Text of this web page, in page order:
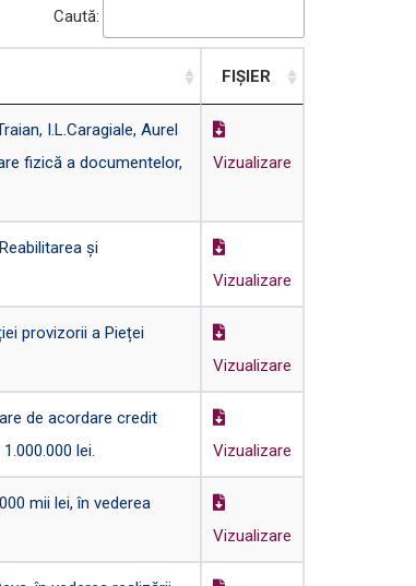
Caută:
FIȘIER
I.L.Caragiale, Aurel
fizică a documentelor,
Vizualizare
și
Vizualizare
provizorii a Pieței
Vizualizare
de acordare credit
lei.
Vizualizare
mii lei, în vederea
Vizualizare